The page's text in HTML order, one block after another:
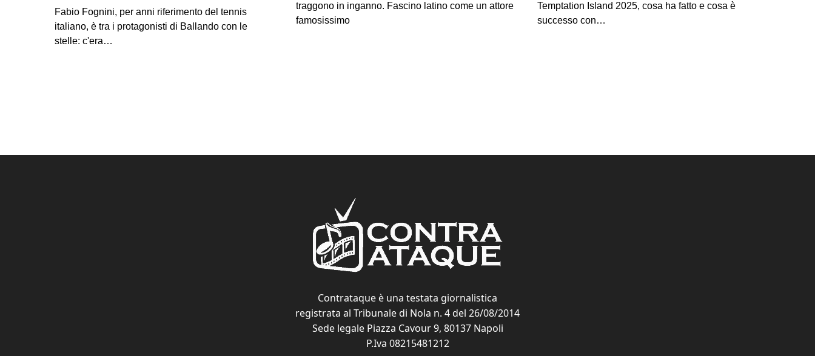
Fabio Fognini, per anni riferimento del tennis
italiano, è tra i protagonisti di Ballando con le
stelle: c'era…
traggono in inganno. Fascino latino come un attore
famosissimo
Temptation Island 2025, cosa ha fatto e cosa è
successo con…
Contrataque è una testata giornalistica
registrata al Tribunale di Nola n. 4 del 26/08/2014
Sede legale Piazza Cavour 9, 80137 Napoli
P.Iva 08215481212